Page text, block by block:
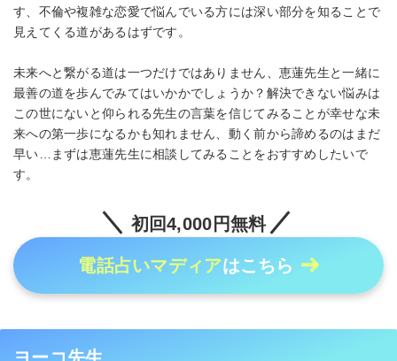
す、不倫や複雑な恋愛で悩んでいる方には深い部分を知ることで
見えてくる道があるはずです。
未来へと繋がる道は一つだけではありません、恵蓮先生と一緒に
最善の道を歩んでみてはいかかでしょうか？解決できない悩みは
この世にないと仰られる先生の言葉を信じてみることが幸せな未
来への第一歩になるかも知れません、動く前から諦めるのはまだ
早い…まずは恵蓮先生に相談してみることをおすすめしたいで
す。
初回4,000円無料
電話占いマディアはこちら